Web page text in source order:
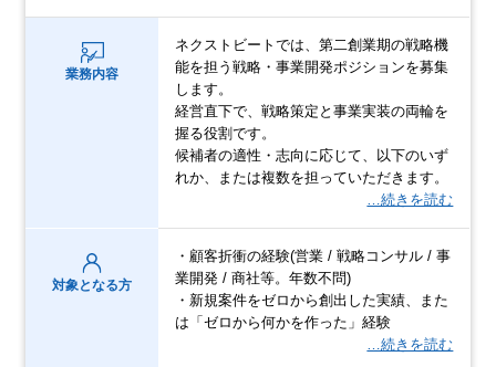
業務内容
ネクストビートでは、第二創業期の戦略機
能を担う戦略・事業開発ポジションを募集
します。
経営直下で、戦略策定と事業実装の両輪を
握る役割です。
候補者の適性・志向に応じて、以下のいず
れか、または複数を担っていただきます。
…続きを読む
対象となる方
・顧客折衝の経験(営業 / 戦略コンサル / 事
業開発 / 商社等。年数不問)
・新規案件をゼロから創出した実績、また
は「ゼロから何かを作った」経験
…続きを読む